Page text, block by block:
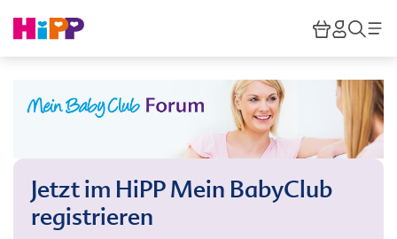
HiPP
Jetzt im HiPP Mein BabyClub
registrieren